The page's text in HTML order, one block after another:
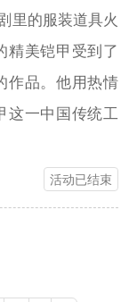
里的服装道具火
精美铠甲受到了
作品。他用热情
这一中国传统工
活动已结束